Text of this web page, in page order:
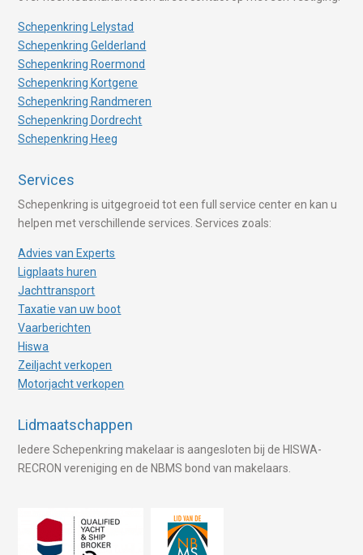
Schepenkring Lelystad
Schepenkring Gelderland
Schepenkring Roermond
Schepenkring Kortgene
Schepenkring Randmeren
Schepenkring Dordrecht
Schepenkring Heeg
Services
Schepenkring is uitgegroeid tot een full service center en kan u
helpen met verschillende services. Services zoals:
Advies van Experts
Ligplaats huren
Jachttransport
Taxatie van uw boot
Vaarberichten
Hiswa
Zeiljacht verkopen
Motorjacht verkopen
Lidmaatschappen
Iedere Schepenkring makelaar is aangesloten bij de HISWA-
RECRON vereniging en de NBMS bond van makelaars.